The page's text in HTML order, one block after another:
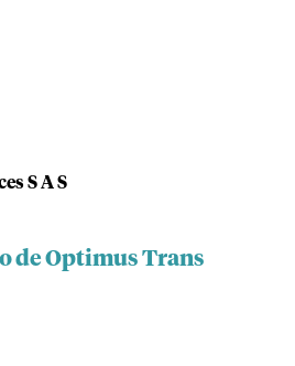
S A S
de Optimus Trans